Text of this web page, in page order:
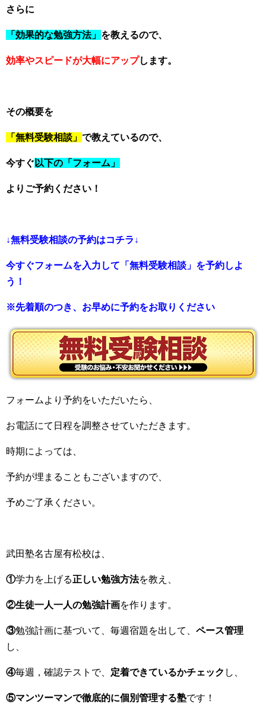
さらに
「効果的な勉強方法」 を教えるので、
効率やスピードが大幅にアップします。
その概要を
「無料受験相談」 で教えているので、
今すぐ 以下の「フォーム」
よりご予約ください！
↓無料受験相談の予約はコチラ↓
今すぐフォームを入力して「無料受験相談」を予約しよ
う！
※先着順のつき、お早めに予約をお取りください
フォームより予約をいただいたら、
お電話にて日程を調整させていただきます。
時期によっては、
予約が埋まることもございますので、
予めご了承ください。
武田塾名古屋有松校は、
①学力を上げる正しい勉強方法を教え、
②生徒一人一人の勉強計画を作ります。
③勉強計画に基づいて、毎週宿題を出して、 ペース管理
し、
④毎週，確認テストで、 定着できているかチェック し、
⑤マンツーマンで徹底的に個別管理する塾です！